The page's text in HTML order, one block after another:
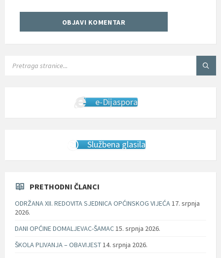
e-Dijaspora
Službena glasila
PRETHODNI ČLANCI
ODRŽANA XII. REDOVITA SJEDNICA OPĆINSKOG VIJEĆA 17. srpnja
2026.
DANI OPĆINE DOMALJEVAC-ŠAMAC 15. srpnja 2026.
ŠKOLA PLIVANJA – OBAVIJEST 14. srpnja 2026.